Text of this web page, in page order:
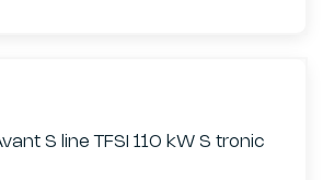
S line TFSI 110 kW S tronic